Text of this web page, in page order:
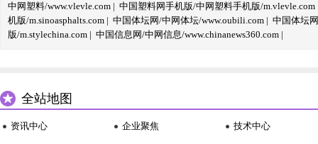
中网塑料/www.vlevle.com | 中国塑料网手机版/中网塑料手机版/m.vlevle.com
机版/m.sinoasphalts.com | 中国体坛网/中网体坛/www.oubili.com | 中国体坛
版/m.stylechina.com | 中国信息网/中网信息/www.chinanews360.com |
全站地图
资讯中心 企业聚焦 技术中心